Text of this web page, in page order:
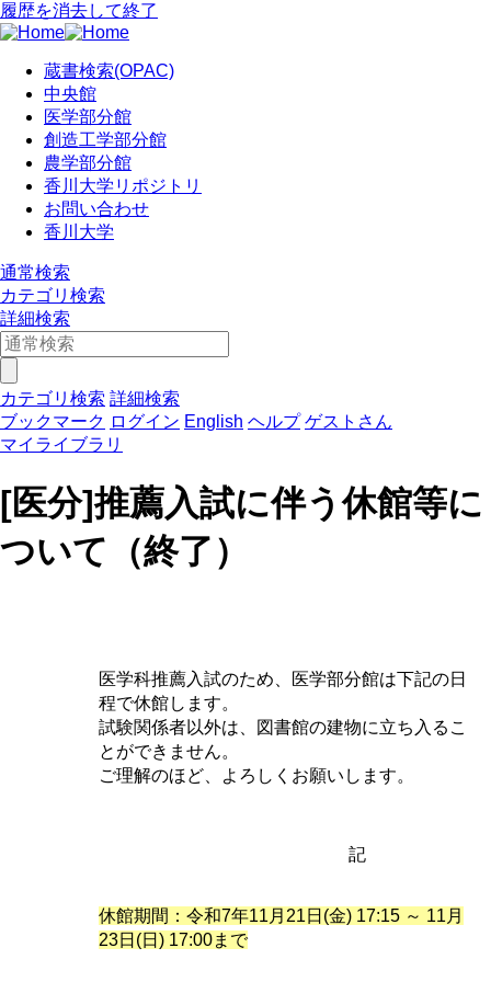
履歴を消去して終了
蔵書検索(OPAC)
中央館
医学部分館
創造工学部分館
農学部分館
香川大学リポジトリ
お問い合わせ
香川大学
通常検索
カテゴリ検索
詳細検索
カテゴリ検索 詳細検索
ブックマーク ログイン English ヘルプ ゲストさん
マイライブラリ
[医分]推薦入試に伴う休館等に
ついて（終了）
医学科推薦入試のため、医学部分館は下記の日
程で休館します。
試験関係者以外は、図書館の建物に立ち入るこ
とができません。
ご理解のほど、よろしくお願いします。
記
休館期間：令和7年11月21日(金) 17:15 ～ 11月
23日(日) 17:00まで